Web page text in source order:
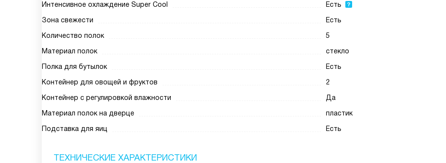
Интенсивное охлаждение Super Cool
Есть
Зона свежести
Есть
Количество полок
5
Материал полок
стекло
Полка для бутылок
Есть
Контейнер для овощей и фруктов
2
Контейнер с регулировкой влажности
Да
Материал полок на дверце
пластик
Подставка для яиц
Есть
ТЕХНИЧЕСКИЕ ХАРАКТЕРИСТИКИ